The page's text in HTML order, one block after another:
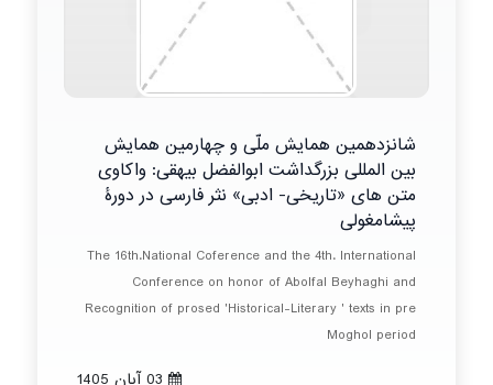
شانزدهمین همایش ملّی و چهارمین همایش
بین المللی بزرگداشت ابوالفضل بیهقی: واکاوی
متن های «تاریخی- ادبی» نثر فارسی در دورۀ
پیشامغولی
The 16th.National Coference and the 4th. International
Conference on honor of Abolfal Beyhaghi and
Recognition of prosed 'Historical-Literary ' texts in pre
Moghol period